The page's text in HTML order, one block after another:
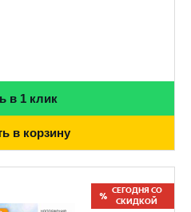
в 1 клик
в корзину
СЕГОДНЯ СО
СКИДКОЙ